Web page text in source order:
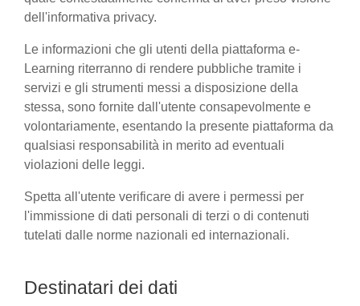
dell'informativa privacy.
Le informazioni che gli utenti della piattaforma e-
Learning riterranno di rendere pubbliche tramite i
servizi e gli strumenti messi a disposizione della
stessa, sono fornite dall'utente consapevolmente e
volontariamente, esentando la presente piattaforma da
qualsiasi responsabilità in merito ad eventuali
violazioni delle leggi.
Spetta all'utente verificare di avere i permessi per
l'immissione di dati personali di terzi o di contenuti
tutelati dalle norme nazionali ed internazionali.
Destinatari dei dati